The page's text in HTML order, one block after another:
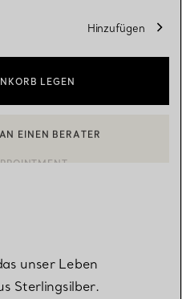
Hinzufügen
LEGEN
EINEN BERATER
unser Leben
Sterlingsilber.